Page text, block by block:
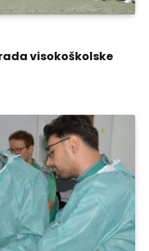
visokoškolske